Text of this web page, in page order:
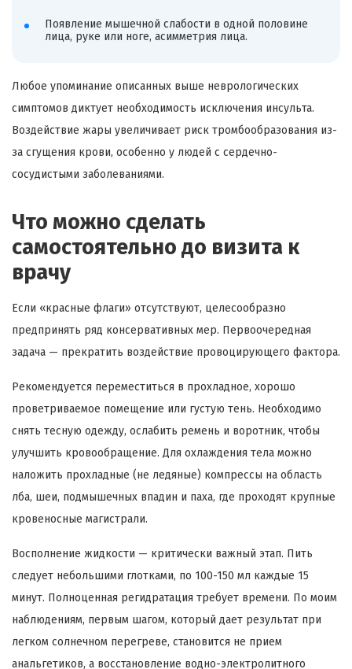
Появление мышечной слабости в одной половине
лица, руке или ноге, асимметрия лица.
Любое упоминание описанных выше неврологических
симптомов диктует необходимость исключения инсульта.
Воздействие жары увеличивает риск тромбообразования из-
за сгущения крови, особенно у людей с сердечно-
сосудистыми заболеваниями.
Что можно сделать
самостоятельно до визита к
врачу
Если «красные флаги» отсутствуют, целесообразно
предпринять ряд консервативных мер. Первоочередная
задача — прекратить воздействие провоцирующего фактора.
Рекомендуется переместиться в прохладное, хорошо
проветриваемое помещение или густую тень. Необходимо
снять тесную одежду, ослабить ремень и воротник, чтобы
улучшить кровообращение. Для охлаждения тела можно
наложить прохладные (не ледяные) компрессы на область
лба, шеи, подмышечных впадин и паха, где проходят крупные
кровеносные магистрали.
Восполнение жидкости — критически важный этап. Пить
следует небольшими глотками, по 100-150 мл каждые 15
минут. Полноценная регидратация требует времени. По моим
наблюдениям, первым шагом, который дает результат при
легком солнечном перегреве, становится не прием
анальгетиков, а восстановление водно-электролитного